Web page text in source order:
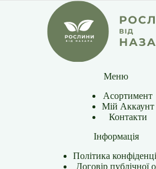
Меню
Асортимент
Мій Аккаунт
Контакти
Інформація
Політика
Договір публічної